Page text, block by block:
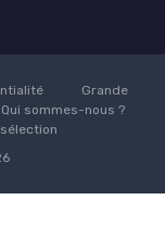
Grande
Qui sommes-nous ?